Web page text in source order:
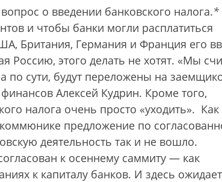
о введении банковского налога.*
и чтобы банки могли расплатиться
Британия, Германия и Франция его
Россию, этого делать не хотят. «Мы
по сути, будут переложены на
Алексей Кудрин. Кроме того,
налога очень просто «уходить».
предложение по
деятельность так и не вошло.
к осеннему саммиту — как
к капиталу банков. И здесь